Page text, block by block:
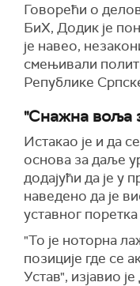
Говорећи о
БиХ, Додик је
је навео,
смењивали
Републике
"Снажна воља
Истакао је и да
основа за даље
додајући да је у
наведено да је
уставног
"То је ноторна
позиције где се
Устав", изјавио